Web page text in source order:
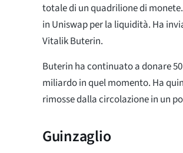
totale di un quadrilione di
in Uniswap per la liquidità. Ha
Vitalik Buterin.
Buterin ha continuato a donare
miliardo in quel momento. Ha
rimosse dalla circolazione in un
Guinzaglio